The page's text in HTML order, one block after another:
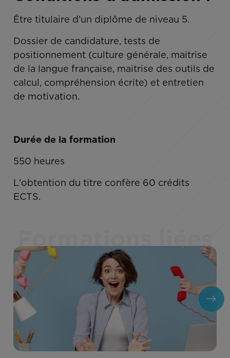
Être titulaire d’un diplôme de niveau 5.
Dossier de candidature, tests de
positionnement (culture générale, maitrise
de la langue française, maitrise des outils de
calcul, compréhension écrite) et entretien
de motivation.
Durée de la formation
550 heures
L'obtention du titre confère 60 crédits
ECTS.
Formations liées